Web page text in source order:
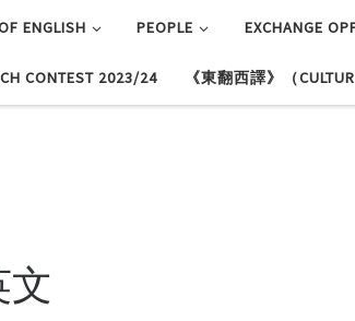
ENGLISH PEOPLE EXCHANGE
CONTEST 2023/24 《東翻西譯》（